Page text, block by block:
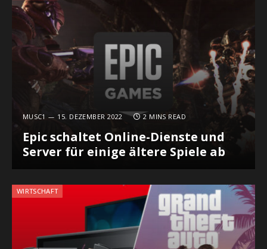
MUSC1 15. DEZEMBER 2022 2 MINS READ
Epic schaltet Online-Dienste und
Server für einige ältere Spiele ab
WIRTSCHAFT